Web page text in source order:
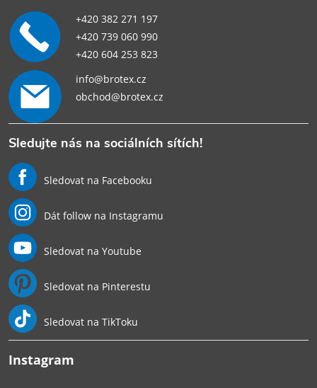
+420 382 271 197
+420 739 060 990
+420 604 253 823
info@brotex.cz
obchod@brotex.cz
Sledujte nás na sociálních sítích!
Sledovat na Facebooku
Dát follow na Instagramu
Sledovat na Youtube
Sledovat na Pinterestu
Sledovat na TikToku
Instagram